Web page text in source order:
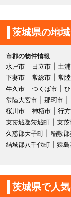
茨城県の地
市郡の物件情報
水戸市
日立市 土
下妻市
常総市 常
牛久市
つくば市
常陸大宮市
那珂市
桜川市
神栖市 行
東茨城郡茨城町
東茨
久慈郡大子町
稲敷
結城郡八千代町
猿島
茨城県で人